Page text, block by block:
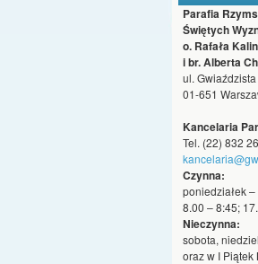
Parafia
Świętych
o. Rafała
i br. Alberta
ul.
01-651
Kancelaria
Tel. (22) 832
Czynna:
poniedziałek
8.00 – 8:45;
Nieczynna:
sobota,
oraz w I Piątek